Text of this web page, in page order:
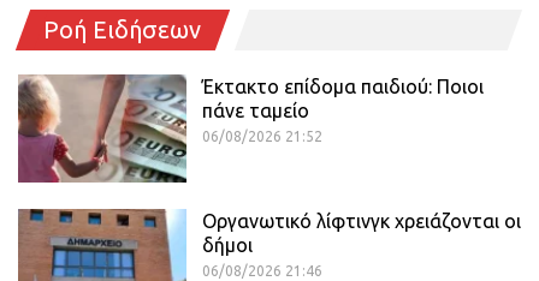
Ροή Ειδήσεων
Έκτακτο επίδομα παιδιού: Ποιοι
πάνε ταμείο
06/08/2026 21:52
Οργανωτικό λίφτινγκ χρειάζονται οι
δήμοι
06/08/2026 21:46